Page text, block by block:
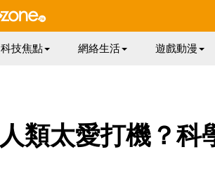
科技焦點 網絡生活 遊戲動漫
人類太愛打機？科